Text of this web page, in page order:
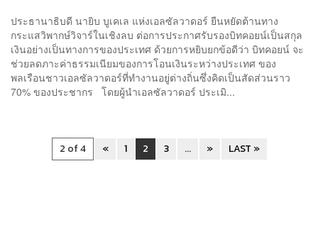
ประธานาธิบดี นายิบ บูเคเล แห่งเอลซัลวาดอร์ ยืนหยัดต้านทาง
กระแสวิพากษ์วิจาร์ในเชิงลบ ต่อการประกาศรับรองบิทคอยน์เป็นสกุล
เงินอย่างเป็นทางการของประเทศ ด้วยการหยิบยกข้อดีว่า บิทคอยน์ จะ
ช่วยลดภาะค่าธรรมเนียมของการโอนเงินระหว่างประเทศ ของ
พลเรือนชาวเอลซัลวาดอร์ที่ทำงานอยู่ต่างถิ่นซึ่งคิดเป็นสัดส่วนราว
70% ของประชากร โดยผู้นำเอลซัลวาดอร์ ประเมิ...
2 of 4 « 1 2 3 ... » LAST »